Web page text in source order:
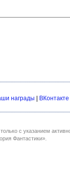
награды ВКонтакте
с указанием
Фантастики».